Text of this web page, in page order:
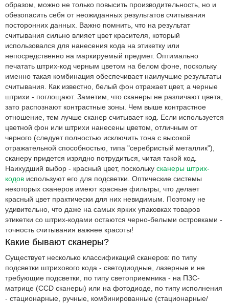
образом, можно не только повысить производительность, но и
обезопасить себя от неожиданных результатов считывания
посторонних данных. Важно помнить, что на результат
считывания сильно влияет цвет красителя, который
использовался для нанесения кода на этикетку или
непосредственно на маркируемый предмет. Оптимально
печатать штрих-код черным цветом на белом фоне, поскольку
именно такая комбинация обеспечивает наилучшие результаты
считывания. Как известно, белый фон отражает цвет, а черные
штрихи - поглощают. Заметим, что сканеры не различают цвета,
зато распознают контрастные зоны. Чем выше контрастное
отношение, тем лучше сканер считывает код. Если используется
цветной фон или штрихи нанесены цветом, отличным от
черного (следует полностью исключить тона с высокой
отражательной способностью, типа "серебристый металлик"),
сканеру придется изрядно потрудиться, читая такой код.
Наихудший выбор - красный цвет, поскольку сканеры штрих-
кодов используют его для подсветки. Оптические системы
некоторых сканеров имеют красные фильтры, что делает
красный цвет практически для них невидимым. Поэтому не
удивительно, что даже на самых ярких упаковках товаров
этикетки со штрих-кодами остаются черно-белыми островками -
точность считывания важнее красоты!
Какие бывают сканеры?
Существует несколько классификаций сканеров: по типу
подсветки штрихового кода - светодиодные, лазерные и не
требующие подсветки, по типу светоприемника - на ПЗС-
матрице (CCD сканеры) или на фотодиоде, по типу исполнения
- стационарные, ручные, комбинированные (стационарные/